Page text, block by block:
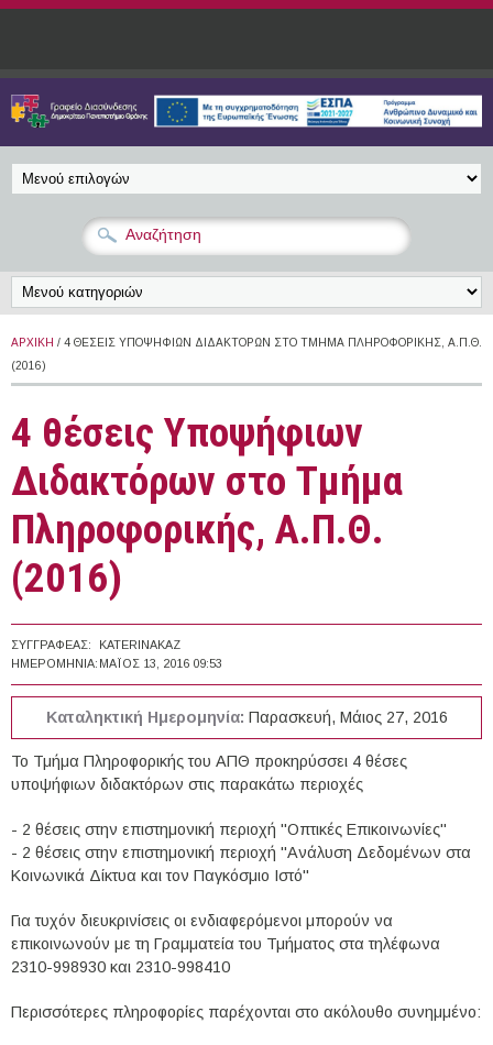
Παράκαμψη προς το κυρίως περιεχόμενο
ΑΡΧΙΚΉ / 4 ΘΈΣΕΙΣ ΥΠΟΨΉΦΙΩΝ ΔΙΔΑΚΤΌΡΩΝ ΣΤΟ ΤΜΉΜΑ ΠΛΗΡΟΦΟΡΙΚΉΣ, Α.Π.Θ.
(2016)
4 θέσεις Υποψήφιων
Διδακτόρων στο Τμήμα
Πληροφορικής, Α.Π.Θ.
(2016)
ΣΥΓΓΡΑΦΈΑΣ:
KATERINAKAZ
ΗΜΕΡΟΜΗΝΊΑ: ΜΆΙΟΣ 13, 2016 09:53
Καταληκτική Ημερομηνία: Παρασκευή, Μάιος 27, 2016
Το Τμήμα Πληροφορικής του ΑΠΘ προκηρύσσει 4 θέσες
υποψήφιων διδακτόρων στις παρακάτω περιοχές
- 2 θέσεις στην επιστημονική περιοχή "Οπτικές Επικοινωνίες"
- 2 θέσεις στην επιστημονική περιοχή "Ανάλυση Δεδομένων στα
Κοινωνικά Δίκτυα και τον Παγκόσμιο Ιστό"
Για τυχόν διευκρινίσεις οι ενδιαφερόμενοι μπορούν να
επικοινωνούν με τη Γραμματεία του Τμήματος στα τηλέφωνα
2310-998930 και 2310-998410
Περισσότερες πληροφορίες παρέχονται στο ακόλουθο συνημμένο: